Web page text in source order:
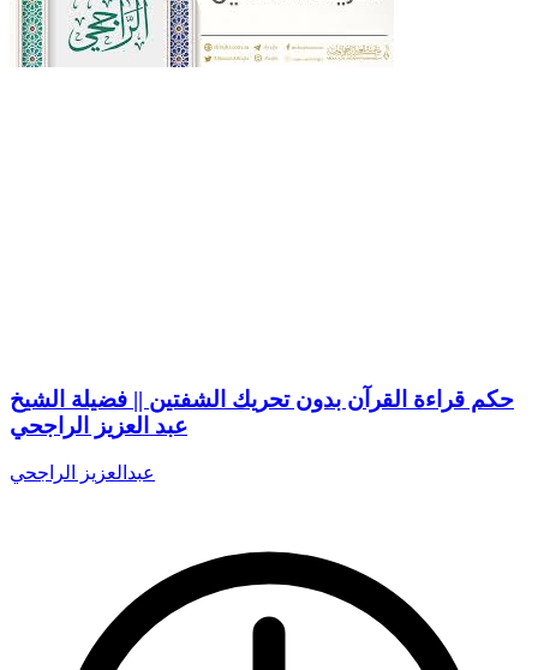
حكم قراءة القرآن بدون تحريك الشفتين || فضيلة الشيخ
عبد العزيز الراجحي
عبدالعزيز الراجحي